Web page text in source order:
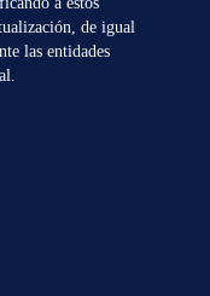
de igual
las entidades